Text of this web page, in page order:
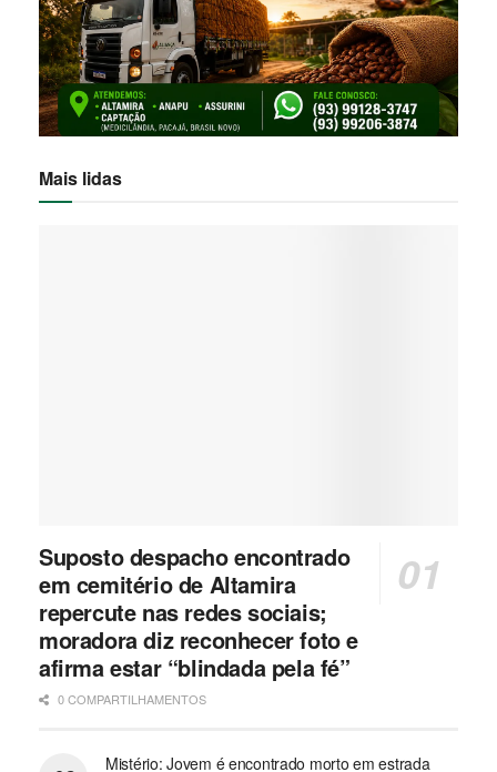
Mais lidas
Suposto despacho encontrado
em cemitério de Altamira
repercute nas redes sociais;
moradora diz reconhecer foto e
afirma estar “blindada pela fé”
0 COMPARTILHAMENTOS
Mistério: Jovem é encontrado morto em estrada